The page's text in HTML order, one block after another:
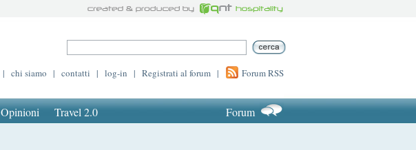
| chi siamo | contatti | log-in | Registrati al forum | Forum RSS
Opinioni Travel 2.0 Forum